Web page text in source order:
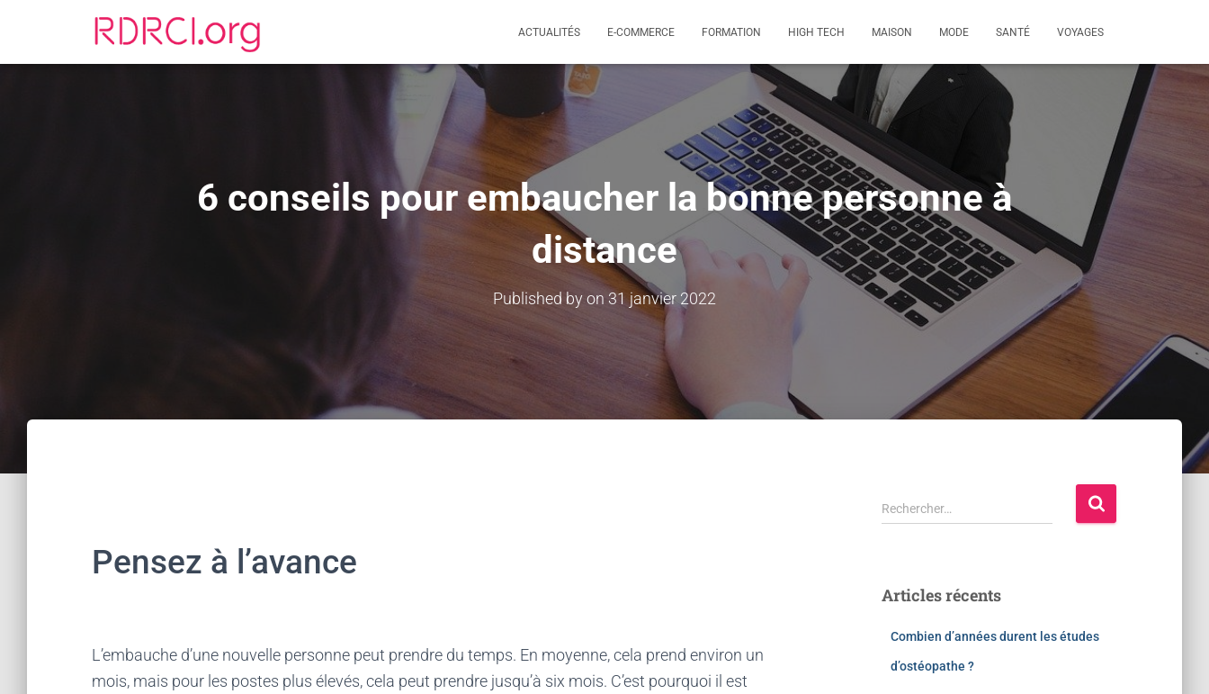
ACTUALITÉS E-COMMERCE FORMATION HIGH TECH MAISON MODE SANTÉ VOYAGES
6 conseils pour embaucher la bonne personne à
distance
Published byon 31 janvier 2022
Pensez à l’avance
L’embauche d’une nouvelle personne peut prendre du temps. En moyenne, cela prend environ un
mois, mais pour les postes plus élevés, cela peut prendre jusqu’à six mois. C’est pourquoi il est
Rechercher…
Articles récents
Combien d’années durent les études
d’ostéopathe ?